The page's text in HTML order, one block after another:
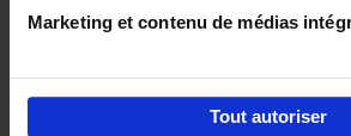
Marketing et contenu de médias
Tout autoriser